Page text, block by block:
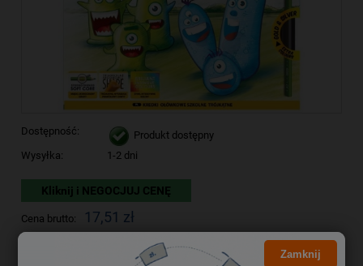
Dostępność:
Produkt dostępny
Wysyłka:
1-2 dni
Kliknij i NEGOCJUJ CENĘ
Cena brutto: 17,51 zł
Zamknij